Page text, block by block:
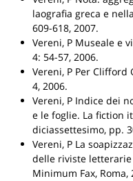
laografia greca e
609-618, 2007.
Vereni, P Museale e
4: 54-57, 2006.
Vereni, P Per Clifford
4, 2006.
Vereni, P Indice dei
e le foglie. La fiction
diciassettesimo, pp.
Vereni, P La
delle riviste
Minimum Fax, Roma,